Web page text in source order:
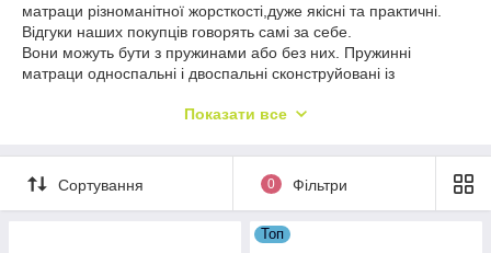
матраци різноманітної жорсткості,дуже якісні та практичні.
Відгуки наших покупців говорять самі за себе.
Вони можуть бути з пружинами або без них. Пружинні
матраци односпальні і двоспальні сконструйовані із
Наповнювачі та різні застосовуються такі матеріали, як
овеча вовна та унікальним матеріалом кокос за технологію
«PoliTex» . Всі ортопедичні матраци ТМ Sleep & Fly обтягнуті
тканиною жокард бельгійського виробництва по системі
нашому каталозі. Все що Вам потрібно це купити та
Показати все
Сортування 0 Фільтри
Топ